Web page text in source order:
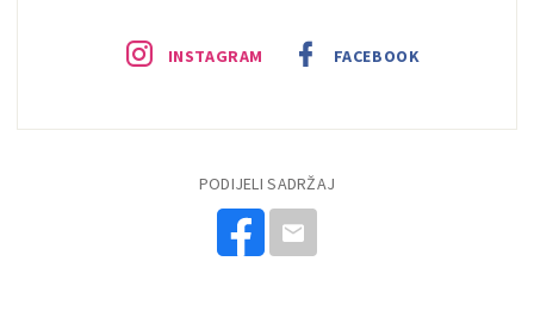
INSTAGRAM FACEBOOK
PODIJELI SADRŽAJ